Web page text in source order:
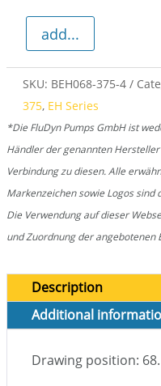
add...
SKU: BEH068-375-4
375, EH Series
*Die FluDyn Pumps GmbH ist
Händler der genannten
Verbindung zu diesen. Alle
Markenzeichen sowie Logos sind
Die Verwendung auf dieser
und Zuordnung der angebotenen
Description
Additional
Drawing position: 68.